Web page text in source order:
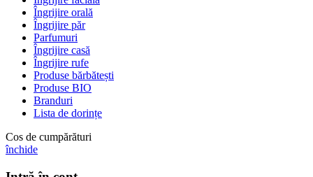
Îngrijire orală
Îngrijire păr
Parfumuri
Îngrijire casă
Îngrijire rufe
Produse bărbătești
Produse BIO
Branduri
Lista de dorințe
Cos de cumpărături
închide